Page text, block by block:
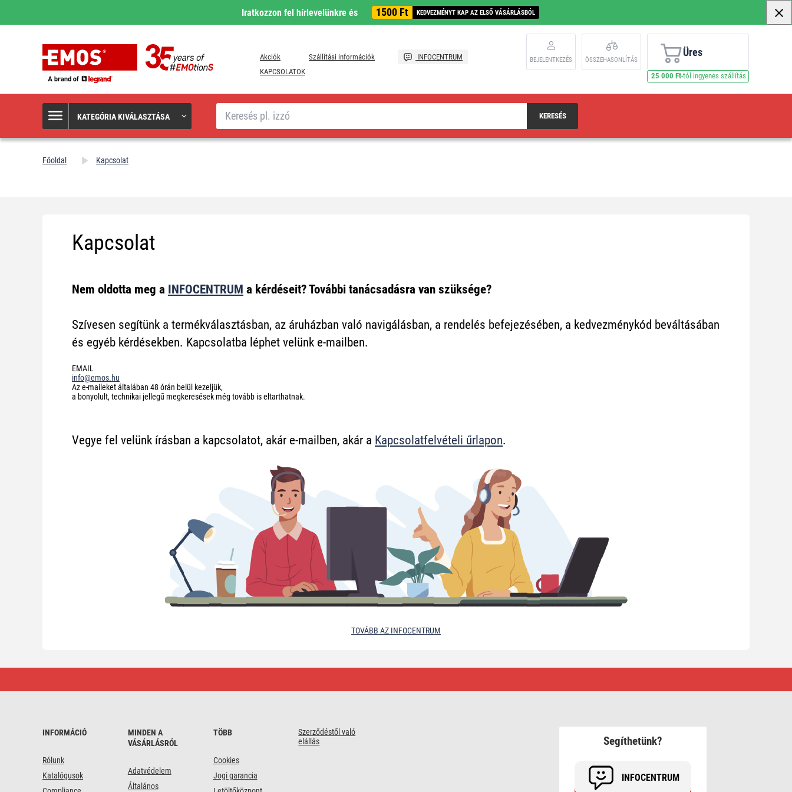
Iratkozzon fel hírlevelünkre és 1500 Ft KEDVEZMÉNYT KAP AZ ELSŐ VÁSÁRLÁSBÓL
Akciók Szállítási információk
INFOCENTRUM
KAPCSOLATOK
BEJELENTKEZÉS ÖSSZEHASONLÍTÁS
Üres
25 000 Ft-tól ingyenes szállítás
KATEGÓRIA KIVÁLASZTÁSA
Keresés
KERESÉS
Főoldal Kapcsolat
Kapcsolat
Nem oldotta meg a INFOCENTRUM a kérdéseit? További tanácsadásra van szüksége?
Szívesen segítünk a termékválasztásban, az áruházban való navigálásban, a rendelés befejezésében, a kedvezménykód beváltásában
és egyéb kérdésekben. Kapcsolatba léphet velünk e-mailben.
EMAIL
info@emos.hu
Az e-maileket általában 48 órán belül kezeljük,
a bonyolult, technikai jellegű megkeresések még tovább is eltarthatnak.
Vegye fel velünk írásban a kapcsolatot, akár e-mailben, akár a Kapcsolatfelvételi űrlapon.
TOVÁBB AZ INFOCENTRUM
INFORMÁCIÓ
Rólunk
Katalógusok
MINDEN A
VÁSÁRLÁSRÓL
Adatvédelem
Általános
TÖBB
Cookies
Jogi garancia
Szerződéstől való
elállás
Segíthetünk?
INFOCENTRUM